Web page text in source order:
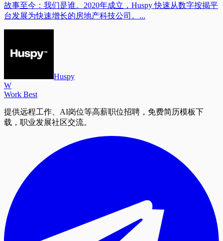
故事至今：我们是谁。2020年成立，Huspy 快速从数字按揭平
台发展为快速增长的房地产科技公司。...
Huspy
W
Work Best
提供远程工作、AI岗位等高薪职位招聘，免费简历模板下
载，职业发展社区交流。